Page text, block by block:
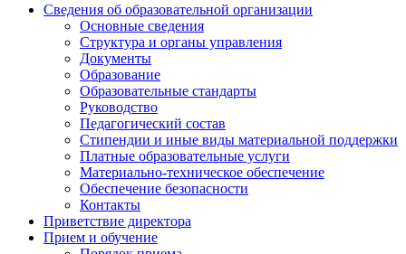
Сведения об образовательной организации
Основные сведения
Структура и органы управления
Документы
Образование
Образовательные стандарты
Руководство
Педагогический состав
Стипендии и иные виды материальной поддержки
Платные образовательные услуги
Материально-техническое обеспечение
Обеспечение безопасности
Контакты
Приветствие директора
Прием и обучение